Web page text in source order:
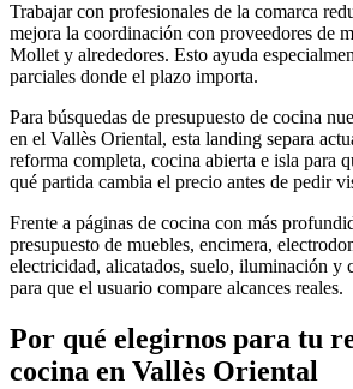
Trabajar con profesionales de la comarca
mejora la coordinación con proveedores de
Mollet y alrededores. Esto ayuda
parciales donde el plazo importa.
Para búsquedas de presupuesto de cocina
en el Vallès Oriental, esta landing separa
reforma completa, cocina abierta e isla para
qué partida cambia el precio antes de pedir
Frente a páginas de cocina con más
presupuesto de muebles, encimera,
electricidad, alicatados, suelo, iluminación y
para que el usuario compare alcances reales.
Por qué elegirnos para tu
cocina en Vallès Oriental